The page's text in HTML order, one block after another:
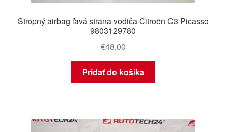
Stropný airbag ľavá strana vodiča Citroën C3 Picasso
9803129780
€48,00
Pridať do košíka